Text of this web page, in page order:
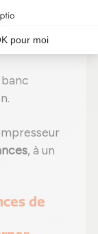
neufs ;
, à un
de